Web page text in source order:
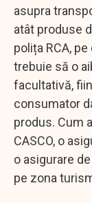
asupra
atât produse
polița RCA,
trebuie să o
facultativă,
consumator
produs. Cum
CASCO, o
o asigurare
pe zona